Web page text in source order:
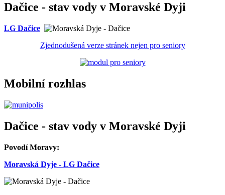
Dačice - stav vody v Moravské Dyji
LG Dačice
Zjednodušená verze stránek nejen pro seniory
Mobilní rozhlas
Dačice - stav vody v Moravské Dyji
Povodí Moravy:
Moravská Dyje - LG Dačice